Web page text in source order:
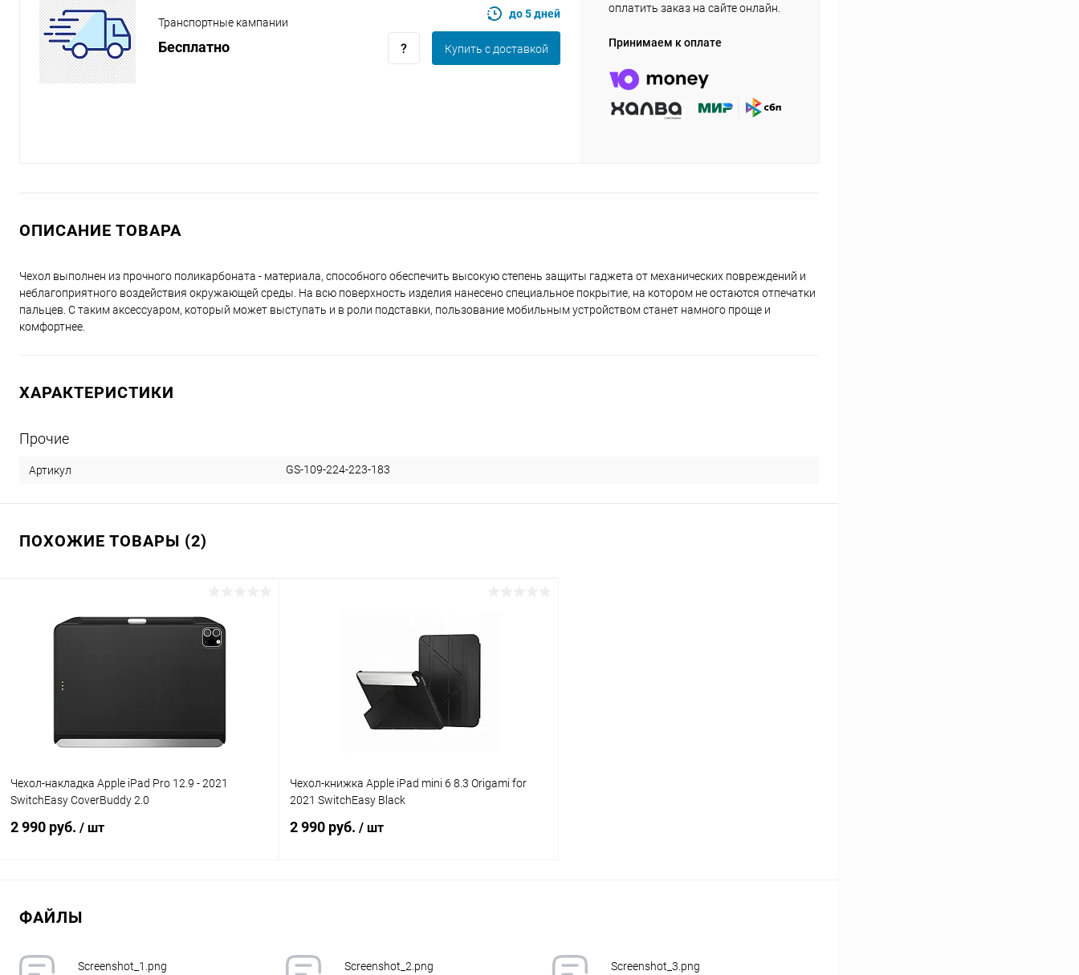
Транспортные кампании
Бесплатно
до 5 дней
Купить c доставкой
оплатить заказ на сайте онлайн.
Принимаем к оплате
ОПИСАНИЕ ТОВАРА
Чехол выполнен из прочного поликарбоната - материала, способного обеспечить высокую степень защиты гаджета от механических повреждений и
неблагоприятного воздействия окружающей среды. На всю поверхность изделия нанесено специальное покрытие, на котором не остаются отпечатки
пальцев. С таким аксессуаром, который может выступать и в роли подставки, пользование мобильным устройством станет намного проще и
комфортнее.
ХАРАКТЕРИСТИКИ
Прочие
Артикул GS-109-224-223-183
ПОХОЖИЕ ТОВАРЫ (2)
Чехол-накладка Apple iPad Pro 12.9 - 2021
SwitchEasy CoverBuddy 2.0
2 990 руб. / шт
В избранное
Чехол-книжка Apple iPad mini 6 8.3 Origami for
2021 SwitchEasy Black
2 990 руб. / шт
В избранное
ФАЙЛЫ
Screenshot_1.png Screenshot_2.png Screenshot_3.png
Подробнее об оплате Плайтом